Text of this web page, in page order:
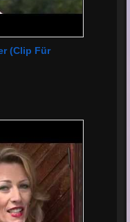
(Clip Für